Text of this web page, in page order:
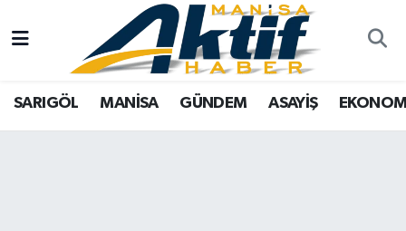
SARIGÖL MANİSA GÜNDEM ASAYİŞ
Yazarlar
SARIGÖL
Türkiye
Manisa Nöbetçi Eczaneler